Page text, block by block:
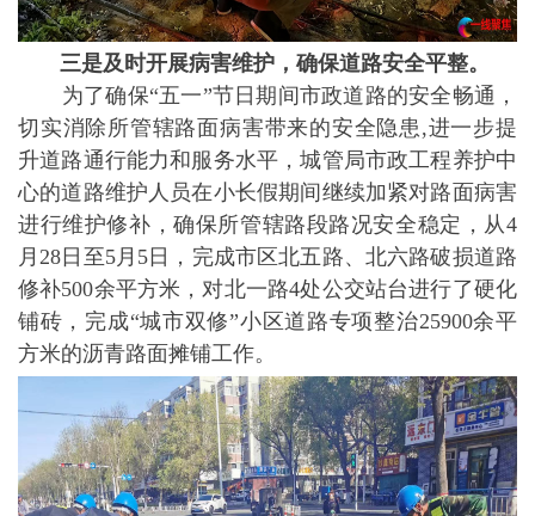
三是及时开展病害维护 ，确保道路安全平整。
为了确保“五一”节日期间市政道路的安全畅通，
切实消除所管辖路面病害带来的安全隐患,进一步提
升道路通行能力和服务水平，城管局市政工程养护中
心的道路维护人员在小长假期间继续加紧对路面病害
进行维护修补，确保所管辖路段路况安全稳定，从4
月28日至5月5日，完成市区北五路、北六路破损道路
修补500余平方米，对北一路4处公交站台进行了硬化
铺砖，完成“城市双修”小区道路专项整治25900余平
方米的沥青路面摊铺工作。